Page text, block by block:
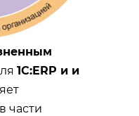
1С:ERP и и
части